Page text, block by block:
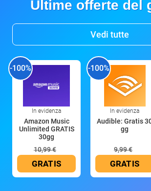
Ultime offerte del
Vedi tutte
-100%
In evidenza
Amazon Music
Unlimited GRATIS
30gg
10,99 €
GRATIS
-100%
In evidenza
Audible: Gratis
gg
9,99 €
GRATIS